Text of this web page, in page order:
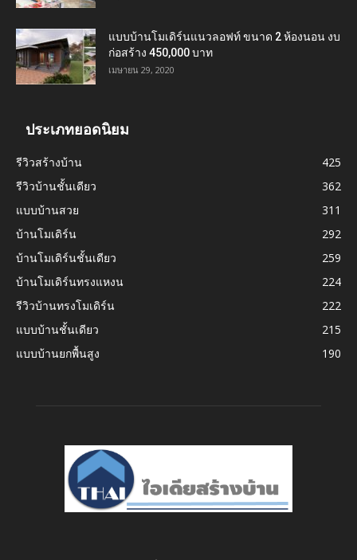
แบบบ้านโมเดิร์นแนวลอฟท์ ขนาด 2 ห้องนอน งบ
ก่อสร้าง 450,000 บาท
เมษายน 29, 2020
ประเภทยอดนิยม
รีวิวสร้างบ้าน
425
รีวิวบ้านชั้นเดียว
362
แบบบ้านสวย
311
บ้านโมเดิร์น
292
บ้านโมเดิร์นชั้นเดียว
259
บ้านโมเดิร์นทรงแหงน
224
รีวิวบ้านทรงโมเดิร์น
222
แบบบ้านชั้นเดียว
215
แบบบ้านยกพื้นสูง
190